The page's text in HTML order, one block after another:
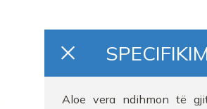
FARMACI VEFI MIHALI
FARMACI SUELA DURRES
FARMACI CALLIKU
Aloe vera ndihmon të